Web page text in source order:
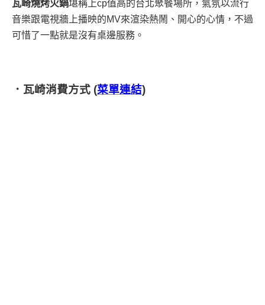
瓦崎燒烤火鍋堪稱上cp值高的台北聚餐場所，氣氛以流行
音樂跟電視牆上播映的MV來渲染熱鬧、開心的心情，不過
可惜了一點就是沒有桌邊服務。
．瓦崎消費方式 (菜單連結)